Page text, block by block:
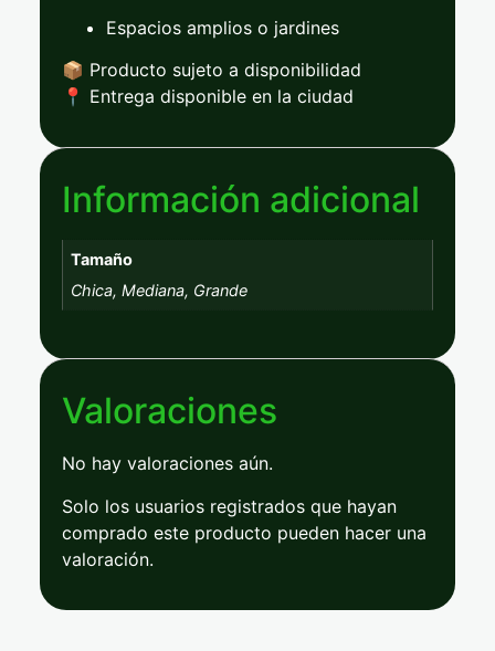
Espacios amplios o jardines
📦 Producto sujeto a disponibilidad
📍 Entrega disponible en la ciudad
Información adicional
Tamaño
Chica, Mediana, Grande
Valoraciones
No hay valoraciones aún.
Solo los usuarios registrados que hayan
comprado este producto pueden hacer una
valoración.